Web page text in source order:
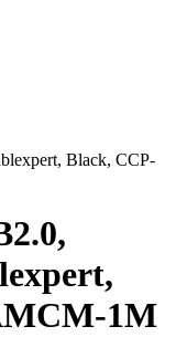
Black, CCP-
1M